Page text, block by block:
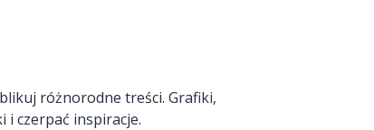
różnorodne treści. Grafiki,
czerpać inspiracje.